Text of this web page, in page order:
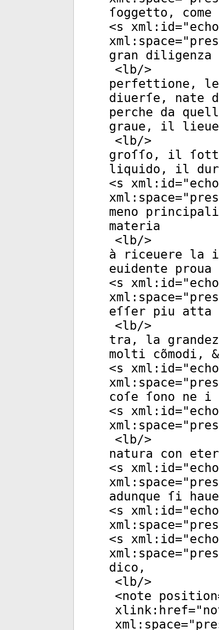
ſoggetto,
<s xml:id="
xml:space="
gran diligenza
<lb/>
perfettione,
diuerſe, nate
perche da
graue, il
<lb/>
groſſo, il
liquido, il
<s xml:id="
xml:space="
meno
materia
<lb/>
à riceuere la
euidente
<s xml:id="
xml:space="
eſſer piu atta
<lb/>
tra, la
molti cõmodi,
<s xml:id="
xml:space="
coſe ſono ne
<s xml:id="
xml:space="
<lb/>
natura con
<s xml:id="
xml:space="
adunque ſi
<s xml:id="
xml:space="
<s xml:id="
xml:space="
dico,
<lb/>
<note position
xlink:href="
xml:space="